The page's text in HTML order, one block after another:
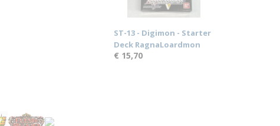
ST-13 - Digimon - Starter
Deck RagnaLoardmon
€ 15,70